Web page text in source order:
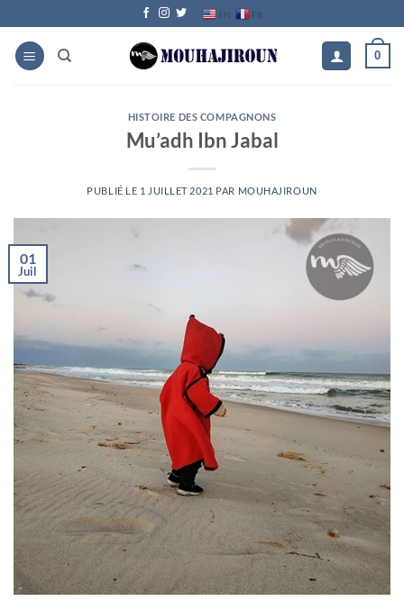
au
contenu
EN FR
0
HISTOIRE DES COMPAGNONS
Mu’adh Ibn Jabal
PUBLIÉ LE 1 JUILLET 2021 PAR MOUHAJIROUN
01
Juil